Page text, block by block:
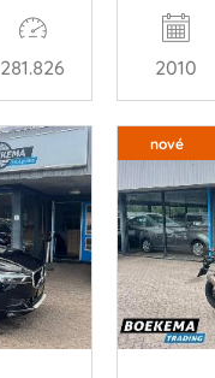
281.826 2010
nové